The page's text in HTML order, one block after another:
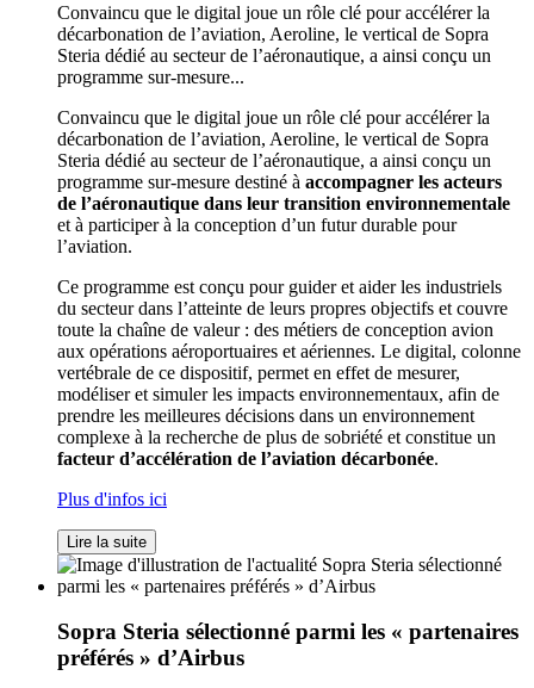
Convaincu que le digital joue un rôle clé pour accélérer la
décarbonation de l’aviation, Aeroline, le vertical de Sopra
Steria dédié au secteur de l’aéronautique, a ainsi conçu un
programme sur-mesure...
Convaincu que le digital joue un rôle clé pour accélérer la
décarbonation de l’aviation, Aeroline, le vertical de Sopra
Steria dédié au secteur de l’aéronautique, a ainsi conçu un
programme sur-mesure destiné à accompagner les acteurs
de l’aéronautique dans leur transition environnementale
et à participer à la conception d’un futur durable pour
l’aviation.
Ce programme est conçu pour guider et aider les industriels
du secteur dans l’atteinte de leurs propres objectifs et couvre
toute la chaîne de valeur : des métiers de conception avion
aux opérations aéroportuaires et aériennes. Le digital, colonne
vertébrale de ce dispositif, permet en effet de mesurer,
modéliser et simuler les impacts environnementaux, afin de
prendre les meilleures décisions dans un environnement
complexe à la recherche de plus de sobriété et constitue un
facteur d’accélération de l’aviation décarbonée.
Plus d'infos ici
Lire la suite
Sopra Steria sélectionné parmi les « partenaires
préférés » d’Airbus